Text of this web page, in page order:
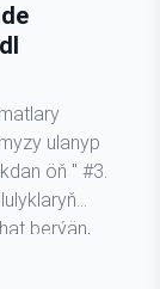
ulanyp
öň " #3.
berýän,
bilen